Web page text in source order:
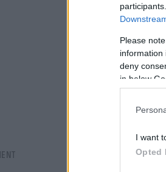
Please
information
deny
in below
I want
Opted